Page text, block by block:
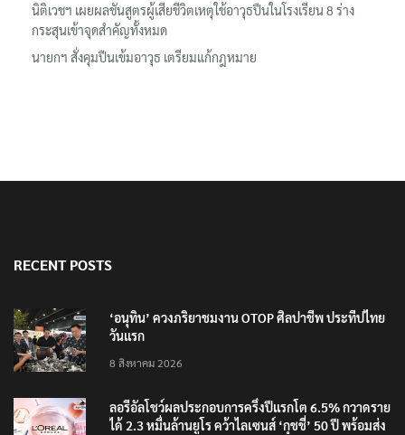
นิติเวชฯ เผยผลชันสูตรผู้เสียชีวิตเหตุใช้อาวุธปืนในโรงเรียน 8 ร่าง
กระสุนเข้าจุดสำคัญทั้งหมด
นายกฯ สั่งคุมปืนเข้มอาวุธ เตรียมแก้กฎหมาย
RECENT POSTS
‘อนุทิน’ ควงภริยาชมงาน OTOP ศิลปาชีพ ประทีปไทย
วันแรก
8 สิงหาคม 2026
ลอรีอัลโชว์ผลประกอบการครึ่งปีแรกโต 6.5% กวาดราย
ได้ 2.3 หมื่นล้านยูโร คว้าไลเซนส์ ‘กุชชี่’ 50 ปี พร้อมส่ง